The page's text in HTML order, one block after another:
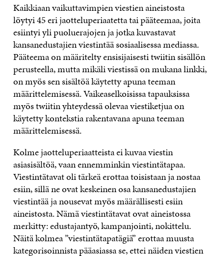
Kaikkiaan vaikuttavimpien viestien aineistosta
löytyi 45 eri jaotteluperiaatetta tai pääteemaa, joita
esiintyi yli puoluerajojen ja jotka kuvastavat
kansanedustajien viestintää sosiaalisessa mediassa.
Pääteema on määritelty ensisijaisesti twiitin sisällön
perusteella, mutta mikäli viestissä on mukana linkki,
on myös sen sisältöä käytetty apuna teeman
määrittelemisessä. Vaikeaselkoisissa tapauksissa
myös twiitin yhteydessä olevaa viestiketjua on
käytetty kontekstia rakentavana apuna teeman
määrittelemisessä.
Kolme jaotteluperiaatteista ei kuvaa viestin
asiasisältöä, vaan ennemminkin viestintätapaa.
Viestintätavat oli tärkeä erottaa toisistaan ja nostaa
esiin, sillä ne ovat keskeinen osa kansanedustajien
viestintää ja nousevat myös määrällisesti esiin
aineistosta. Nämä viestintätavat ovat aineistossa
merkitty: edustajantyö, kampanjointi, nokittelu.
Näitä kolmea ”viestintätapatägiä” erottaa muusta
kategorisoinnista pääasiassa se, ettei näiden viestien